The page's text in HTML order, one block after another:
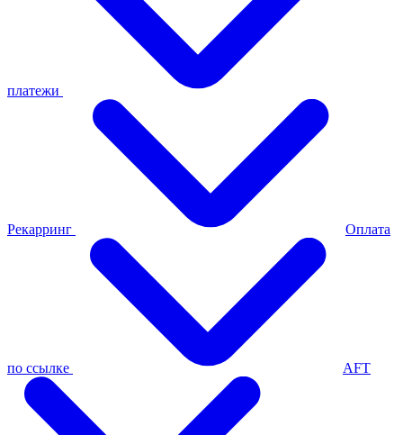
платежи
Рекарринг Оплата
по ссылке AFT